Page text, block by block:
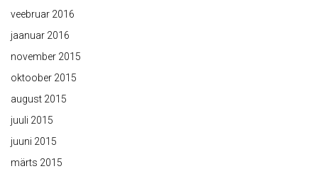
veebruar 2016
jaanuar 2016
november 2015
oktoober 2015
august 2015
juuli 2015
juuni 2015
märts 2015